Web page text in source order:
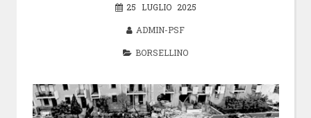
25 LUGLIO 2025
ADMIN-PSF
BORSELLINO